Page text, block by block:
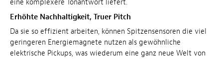
eine komplexere Tonantwort liefert.
Erhöhte Nachhaltigkeit, Truer Pitch
Da sie so effizient arbeiten, können Spitzensensoren die viel
geringeren Energiemagnete nutzen als gewöhnliche
elektrische Pickups, was wiederum eine ganz neue Welt von